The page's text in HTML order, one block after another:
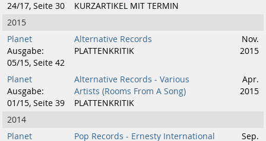
24/17, Seite 30
KURZARTIKEL MIT TERMIN
2015
Planet
Ausgabe:
05/15, Seite 42
Alternative Records
PLATTENKRITIK
Nov.
2015
Planet
Ausgabe:
01/15, Seite 39
Alternative Records - Various
Artists (Rooms From A Song)
PLATTENKRITIK
Apr.
2015
2014
Planet
Pop Records - Ernesty International
Sep.